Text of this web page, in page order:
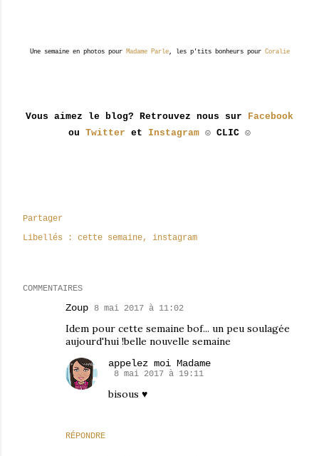
Une semaine en photos pour Madame Parle, les p'tits bonheurs pour Coralie
Vous aimez le blog? Retrouvez nous sur
Facebook
ou Twitter et Instagram ☺ CLIC ☺
Partager
Libellés :
cette semaine instagram
COMMENTAIRES
Zoup 8 mai 2017 à 11:02
Idem pour cette semaine bof... un peu soulagée
aujourd'hui !belle nouvelle semaine
RÉPONDRE
appelez moi Madame
8 mai 2017 à 19:11
bisous ♥